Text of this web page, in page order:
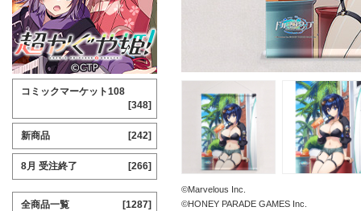
©Marvelous Inc.
©HONEY PARADE GAMES Inc.
コミックマーケット108
[348]
新商品 [242]
8月 受注終了 [266]
全商品一覧 [1287]